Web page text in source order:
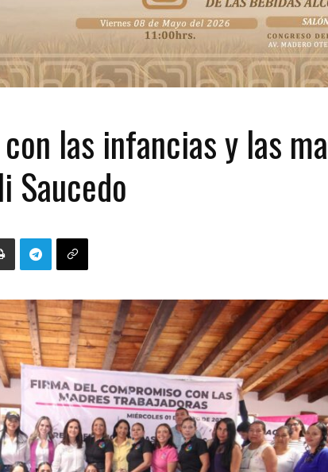
Sábana
las infancias y las
Saucedo